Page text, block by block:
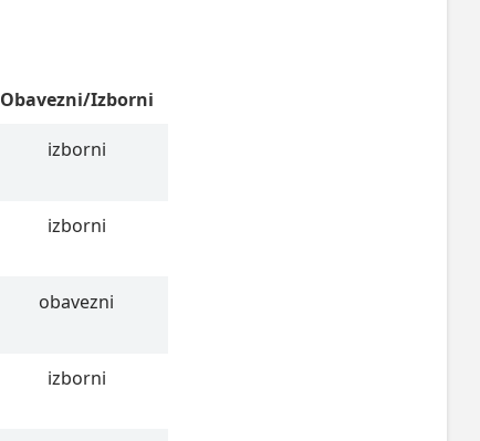
Obavezni/Izborni
izborni
izborni
obavezni
izborni